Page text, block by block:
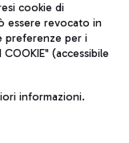
in aeroporto
13032990155 P.
Fiumicino (RM)
cookie di
essere revocato in
preferenze per i
(accessibile
informazioni.